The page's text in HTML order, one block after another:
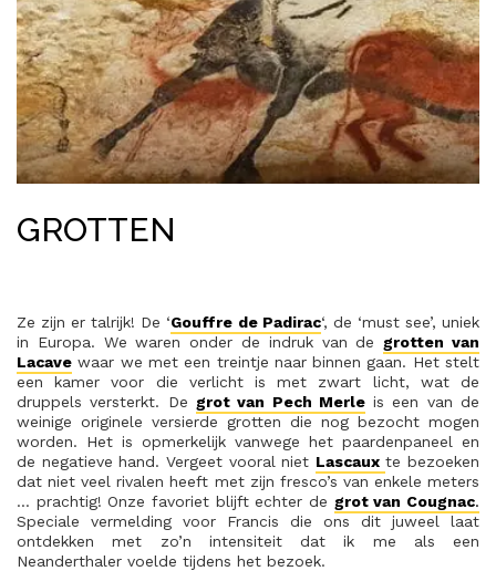
GROTTEN
Ze zijn er talrijk! De ‘Gouffre de Padirac‘, de ‘must see’, uniek
in Europa. We waren onder de indruk van de grotten van
Lacave waar we met een treintje naar binnen gaan. Het stelt
een kamer voor die verlicht is met zwart licht, wat de
druppels versterkt. De grot van Pech Merleis een van de
weinige originele versierde grotten die nog bezocht mogen
worden. Het is opmerkelijk vanwege het paardenpaneel en
de negatieve hand. Vergeet vooral niet Lascaux te bezoeken
dat niet veel rivalen heeft met zijn fresco’s van enkele meters
… prachtig! Onze favoriet blijft echter de grot van Cougnac.
Speciale vermelding voor Francis die ons dit juweel laat
ontdekken met zo’n intensiteit dat ik me als een
Neanderthaler voelde tijdens het bezoek.